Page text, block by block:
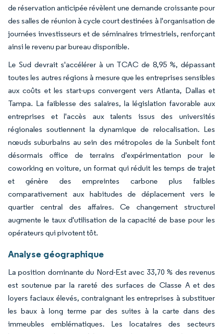
de réservation anticipée révèlent une demande croissante pour
des salles de réunion à cycle court destinées à l'organisation de
journées investisseurs et de séminaires trimestriels, renforçant
ainsi le revenu par bureau disponible.
Le Sud devrait s'accélérer à un TCAC de 8,95 %, dépassant
toutes les autres régions à mesure que les entreprises sensibles
aux coûts et les start-ups convergent vers Atlanta, Dallas et
Tampa. La faiblesse des salaires, la législation favorable aux
entreprises et l'accès aux talents issus des universités
régionales soutiennent la dynamique de relocalisation. Les
nœuds suburbains au sein des métropoles de la Sunbelt font
désormais office de terrains d'expérimentation pour le
coworking en voiture, un format qui réduit les temps de trajet
et génère des empreintes carbone plus faibles
comparativement aux habitudes de déplacement vers le
quartier central des affaires. Ce changement structurel
augmente le taux d'utilisation de la capacité de base pour les
opérateurs qui pivotent tôt.
Analyse géographique
La position dominante du Nord-Est avec 33,70 % des revenus
est soutenue par la rareté des surfaces de Classe A et des
loyers faciaux élevés, contraignant les entreprises à substituer
les baux à long terme par des suites à la carte dans des
immeubles emblématiques. Les locataires des secteurs